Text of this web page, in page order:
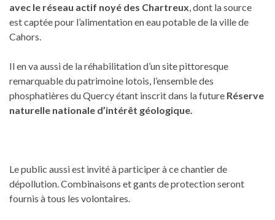
avec le réseau actif noyé des Chartreux, dont la source
est captée pour l’alimentation en eau potable de la ville de
Cahors.
Il en va aussi de la réhabilitation d’un site pittoresque
remarquable du patrimoine lotois, l’ensemble des
phosphatières du Quercy étant inscrit dans la future Réserve
naturelle nationale d’intérêt géologique.
Le public aussi est invité à participer à ce chantier de
dépollution. Combinaisons et gants de protection seront
fournis à tous les volontaires.